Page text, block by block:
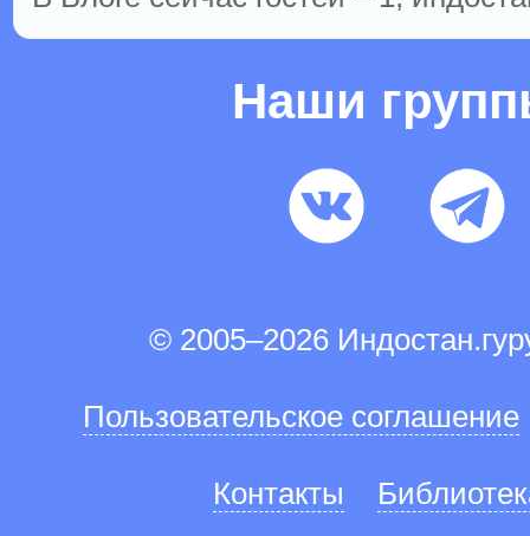
Наши
© 2005–2026
Пользовательское соглашение
Контакты